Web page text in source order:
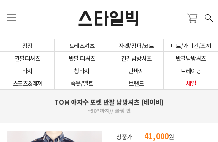
스타일빅
정장 드레스셔츠 자켓/점퍼/코트
니트/가디건/조끼
긴팔티셔츠
반팔 티셔츠 긴팔남방셔츠
반팔남방셔츠
바지
청바지 반바지
트레이닝
스포츠&레져
속옷/벨트 브랜드 세일
TOM 야자수 포켓 반팔 남방셔츠 (네이비)
~50"까지// 쿨링 면
상품가 41,000원